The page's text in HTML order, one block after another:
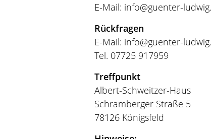
E-Mail: info@guenter-
Rückfragen
E-Mail: info@guenter-
Tel. 07725 917959
Treffpunkt
Albert-Schweitzer-Haus
Schramberger Straße 5
78126 Königsfeld